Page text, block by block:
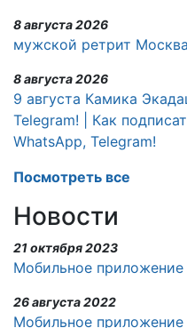
8 августа 2026
мужской ретрит Москва
8 августа 2026
9 августа Камика
Telegram! | Как
WhatsApp, Telegram!
Посмотреть все
Новости
21 октября 2023
Мобильное приложение
26 августа 2022
Мобильное приложение